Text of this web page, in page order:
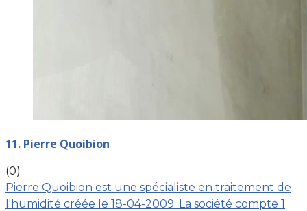
11. Pierre Quoibion
(0)
Pierre Quoibion est une spécialiste en traitement de
l'humidité créée le 18-04-2009. La société compte 1